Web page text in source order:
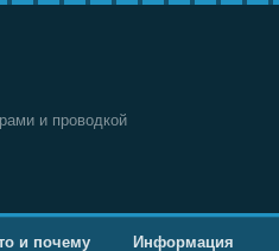
и проводкой
и почему Информация